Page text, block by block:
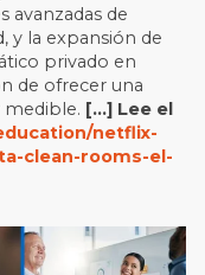
avanzadas de
y la expansión de
privado en
de ofrecer una
medible. […] Lee el
netflix-
clean-rooms-el-